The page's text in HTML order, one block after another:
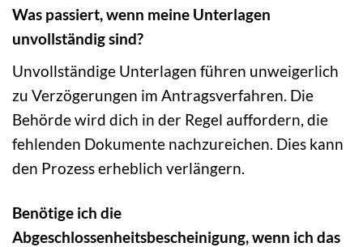
Was passiert, wenn meine Unterlagen
unvollständig sind?
Unvollständige Unterlagen führen unweigerlich
zu Verzögerungen im Antragsverfahren. Die
Behörde wird dich in der Regel auffordern, die
fehlenden Dokumente nachzureichen. Dies kann
den Prozess erheblich verlängern.
Benötige ich die
Abgeschlossenheitsbescheinigung, wenn ich das